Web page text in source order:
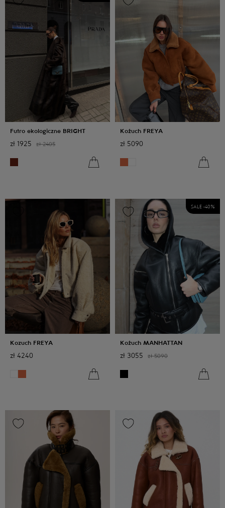
Futro ekologiczne BRIGHT
zł 1925 zł 2405
Kożuch FREYA
zł 5090
Kozuch FREYA
zł 4240
Kożuch MANHATTAN
zł 3055 zł 5090
SALE -40 %